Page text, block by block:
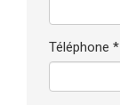
Téléphone *